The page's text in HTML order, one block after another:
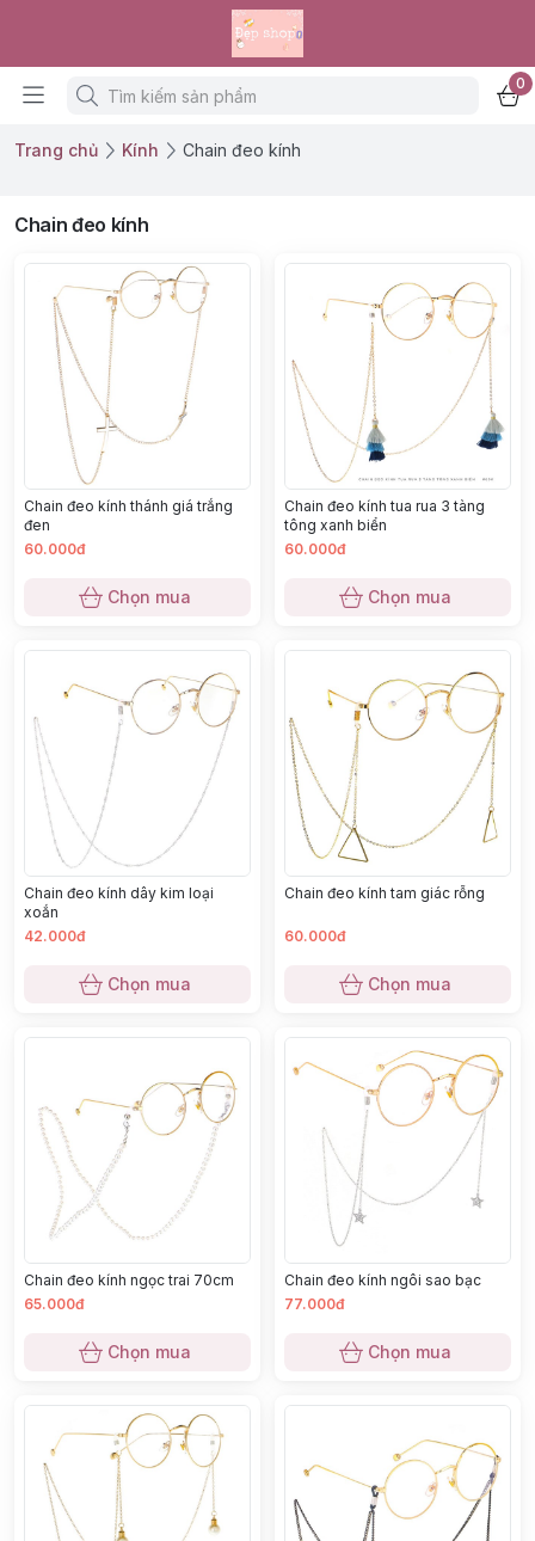
0
Trang chủ Kính Chain đeo kính
Chain đeo kính
Chain đeo kính thánh giá trắng
đen
60.000đ
Chọn mua
Chain đeo kính tua rua 3 tàng
tông xanh biển
60.000đ
Chọn mua
Chain đeo kính dây kim loại
xoắn
42.000đ
Chọn mua
Chain đeo kính tam giác rỗng
60.000đ
Chọn mua
Chain đeo kính ngọc trai 70cm
65.000đ
Chọn mua
Chain đeo kính ngôi sao bạc
77.000đ
Chọn mua